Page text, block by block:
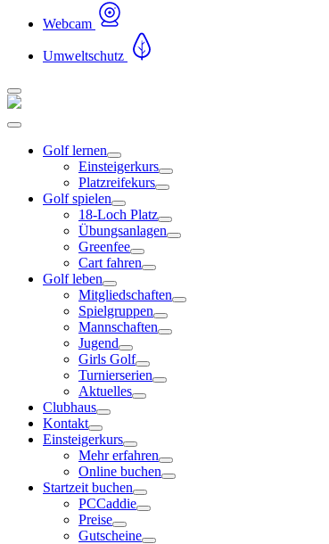
Webcam
Umweltschutz
Golf lernen
Einsteigerkurs
Platzreifekurs
Golf spielen
18-Loch Platz
Übungsanlagen
Greenfee
Cart fahren
Golf leben
Mitgliedschaften
Spielgruppen
Mannschaften
Jugend
Girls Golf
Turnierserien
Aktuelles
Clubhaus
Kontakt
Einsteigerkurs
Mehr erfahren
Online buchen
Startzeit buchen
PCCaddie
Preise
Gutscheine